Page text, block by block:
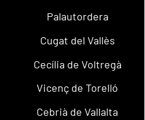
Palautordera
Cugat del Vallès
Cecília de Voltregà
Vicenç de Torelló
Cebrià de Vallalta